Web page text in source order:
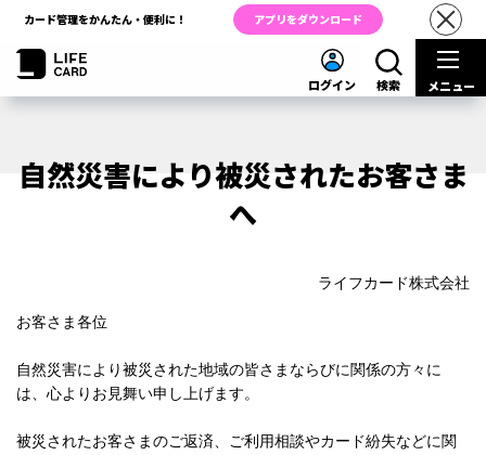
カード管理をかんたん・便利に！ アプリをダウンロード
ログイン 検索 メニュー
自然災害により被災されたお客さま
へ
ライフカード株式会社
お客さま各位
自然災害により被災された地域の皆さまならびに関係の方々に
は、心よりお見舞い申し上げます。
被災されたお客さまのご返済、ご利用相談やカード紛失などに関